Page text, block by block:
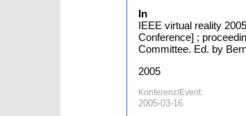
In
IEEE virtual reality
Conference] ;
Committee. Ed. by
2005
Konferenz/Event:
2005-03-16